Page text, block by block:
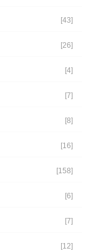
[43]
[26]
[4]
[7]
[8]
[16]
[158]
[6]
[7]
[12]